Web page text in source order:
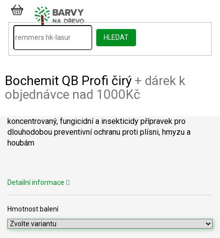
Přejít
obsah
HLEDAT
NÁKUPNÍ
KOŠÍK
Bochemit QB Profi čirý + dárek k
objednávce nad 1000Kč
Hmotnost balení
koncentrovaný, fungicidní a insekticidy přípravek pro
dlouhodobou preventivní ochranu proti plísni, hmyzu a
houbám
Detailní informace